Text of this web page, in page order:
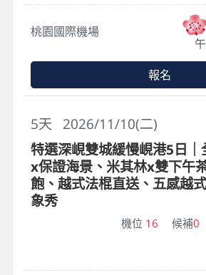
桃園國際機場
報名
2026/11/10(二)
5天
特選深峴雙城緩慢峴港5日｜
x保證海景、米其林x雙下午
飽、越式法棍直送、五感越
象秀
機位 16 候補0